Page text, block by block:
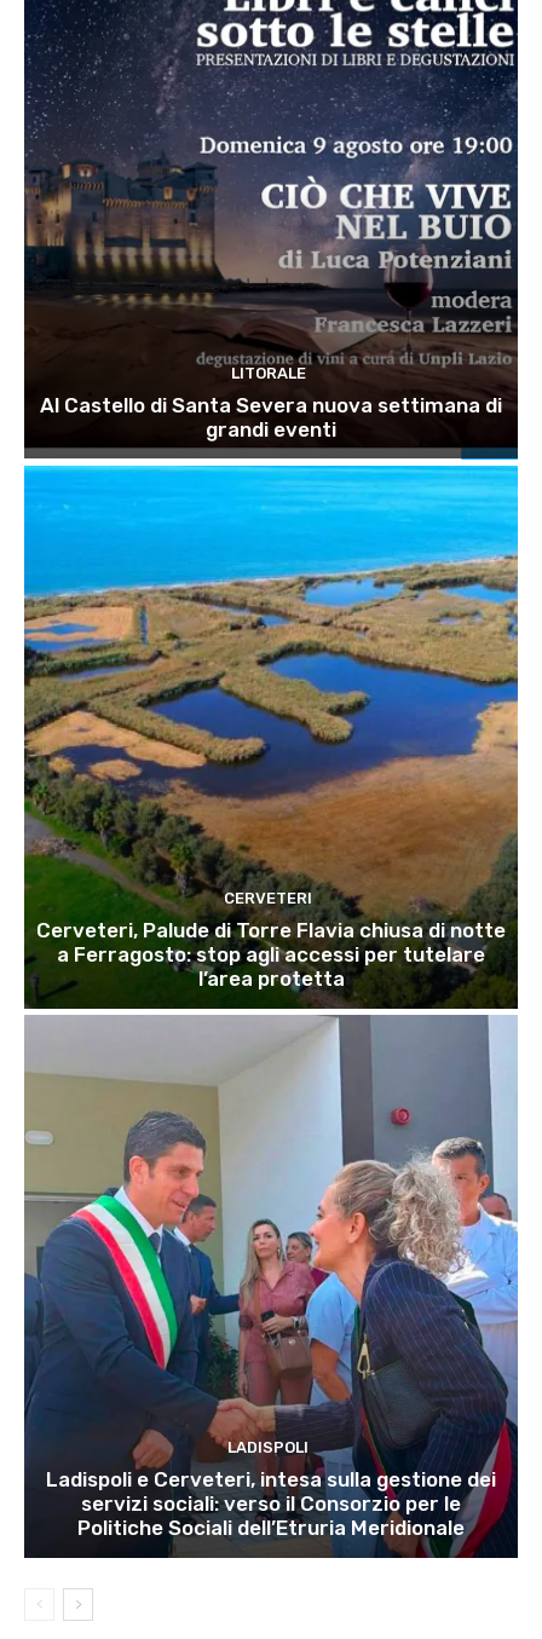
LITORALE
Al Castello di Santa Severa nuova settimana di
grandi eventi
CERVETERI
Cerveteri, Palude di Torre Flavia chiusa di notte
a Ferragosto: stop agli accessi per tutelare
l’area protetta
LADISPOLI
Ladispoli e Cerveteri, intesa sulla gestione dei
servizi sociali: verso il Consorzio per le
Politiche Sociali dell’Etruria Meridionale